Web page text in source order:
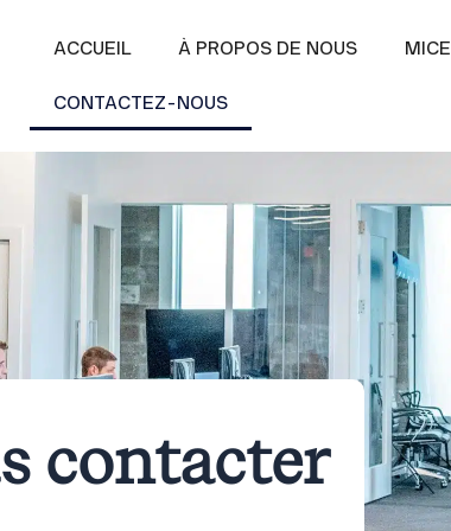
ACCUEIL À PROPOS DE NOUS MICE
CONTACTEZ-NOUS
contacter